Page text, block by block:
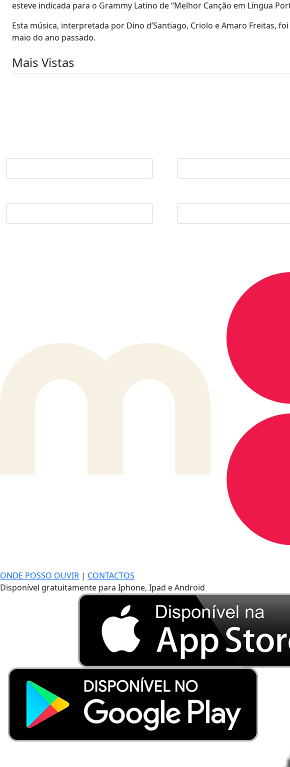
esteve indicada para o Grammy Latino de “Melhor Canção em Língua
Esta música, interpretada por Dino d’Santiago, Criolo e Amaro Freitas,
maio do ano passado.
Mais Vistas
ONDE POSSO OUVIR | CONTACTOS
Disponível gratuitamente para Iphone, Ipad e Android